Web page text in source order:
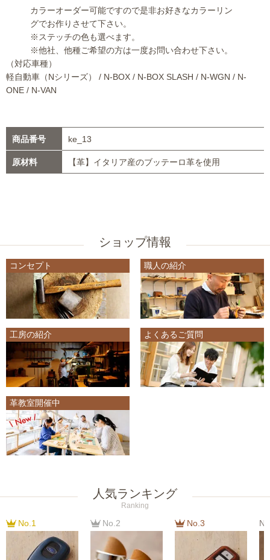
カラーオーダー可能ですので是非お好きなカラーリン
グでお作りさせて下さい。
※ステッチの色も選べます。
※他社、他種ご希望の方は一度お問い合わせ下さい。
（対応車種）
軽自動車（Nシリーズ） / N-BOX / N-BOX SLASH / N-WGN / N-
ONE / N-VAN
商品番号 ke_13
原材料 【革】イタリア産のブッテーロ革を使用
ショップ情報
コンセプト 職人の紹介
工房の紹介 よくあるご質問
革教室開催中
人気ランキング
Ranking
No.1 No.2 No.3